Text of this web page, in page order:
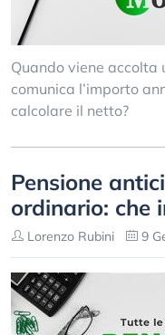
Quando viene accolta
comunica l’importo
calcolare il netto?
Pensione
ordinario: che
Lorenzo Rubini 9